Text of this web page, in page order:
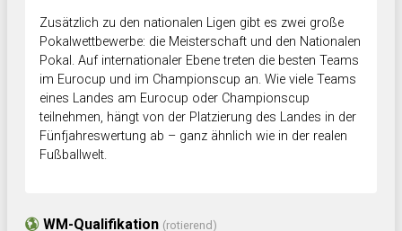
Zusätzlich zu den nationalen Ligen gibt es zwei große
Pokalwettbewerbe: die Meisterschaft und den Nationalen
Pokal. Auf internationaler Ebene treten die besten Teams
im Eurocup und im Championscup an. Wie viele Teams
eines Landes am Eurocup oder Championscup
teilnehmen, hängt von der Platzierung des Landes in der
Fünfjahreswertung ab – ganz ähnlich wie in der realen
Fußballwelt.
WM-Qualifikation (rotierend)